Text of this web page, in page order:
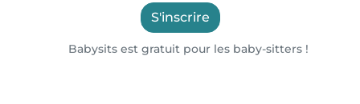
S'inscrire
Babysits est gratuit pour les baby-sitters !